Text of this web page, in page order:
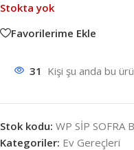
Stokta yok
Favorilerime Ekle
31 Kişi şu anda bu
Stok kodu: WP SİP SOFRA
Kategoriler: Ev Gereçleri